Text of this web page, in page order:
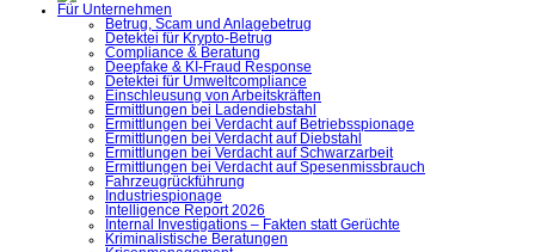
Für Unternehmen
Betrug, Scam und Anlagebetrug
Detektei für Krypto-Betrug
Compliance & Beratung
Deepfake & KI-Fraud Response
Detektei für Umweltcompliance
Einschleusung von Arbeitskräften
Ermittlungen bei Ladendiebstahl
Ermittlungen bei Verdacht auf Betriebsspionage
Ermittlungen bei Verdacht auf Diebstahl
Ermittlungen bei Verdacht auf Schwarzarbeit
Ermittlungen bei Verdacht auf Spesenmissbrauch
Fahrzeugrückführung
Industriespionage
Intelligence Report 2026
Internal Investigations – Fakten statt Gerüchte
Kriminalistische Beratungen